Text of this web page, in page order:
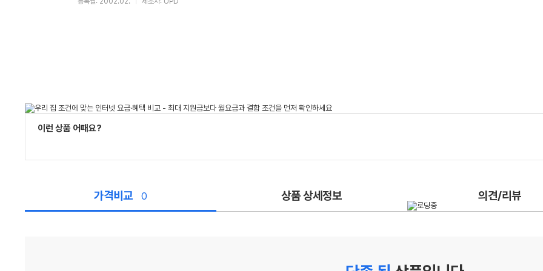
이런 상품 어때요?
가격비교 0 상품 상세정보 의견/리뷰